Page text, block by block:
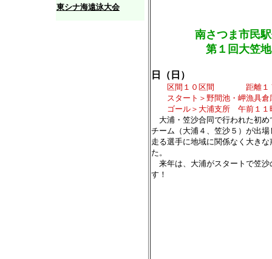
東シナ海遠泳大会
南さつま市民駅
第１回大笠地
日（日）
区間１０区間 距離１７
スタート＞野間池・岬漁具
ゴール＞大浦支所 午前１１
大浦・笠沙合同で行われた初め
チーム（大浦４、笠沙５）が出
走る選手に地域に関係なく大き
た。
来年は、大浦がスタートで笠沙
す！